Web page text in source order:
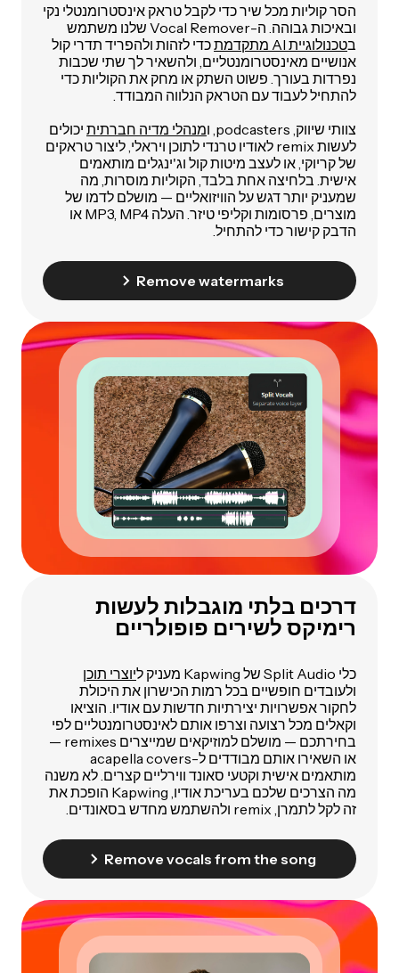
הסר קוליות מכל שיר כדי לקבל טראק אינסטרומנטלי נקי
ובאיכות גבוהה. ה-Vocal Remover שלנו משתמש
בטכנולוגיית AI מתקדמת
כדי לזהות ולהפריד תדרי קול
אנושיים מאינסטרומנטליים, ולהשאיר לך שתי שכבות
נפרדות בעורך. פשוט השתק או מחק את הקוליות כדי
להתחיל לעבוד עם הטראק הנלווה המבודד.
צוותי שיווק, podcasters, ו
מנהלי מדיה חברתית יכולים
לעשות remix לאודיו טרנדי לתוכן ויראלי, ליצור טראקים
של קריוקי, או לעצב מיטות קול וג'ינגלים מותאמים
אישית. בלחיצה אחת בלבד, הקוליות מוסרות, מה
שמעניק יותר דגש על הוויזואליים — מושלם לדמו של
מוצרים, פרסומות וקליפי טיזר. העלה MP3, MP4 או
הדבק קישור כדי להתחיל.
Remove watermarks
דרכים בלתי מוגבלות לעשות
רימיקס לשירים פופולריים
כלי Split Audio של Kapwing מעניק ל
יוצרי תוכן
ולעובדים חופשיים בכל רמות הכישרון את היכולת
לחקור אפשרויות יצירתיות חדשות עם אודיו. הוציאו
וקאלים מכל רצועה וצרפו אותם לאינסטרומנטליים לפי
בחירתכם — מושלם למוזיקאים שמייצרים remixes —
או השאירו אותם מבודדים ל-acapella covers
מותאמים אישית וקטעי סאונד ווירליים קצרים. לא משנה
מה הצרכים שלכם בעריכת אודיו, Kapwing הופכת את
זה לקל לתמרן, remix ולהשתמש מחדש בסאונדים.
Remove vocals from the song